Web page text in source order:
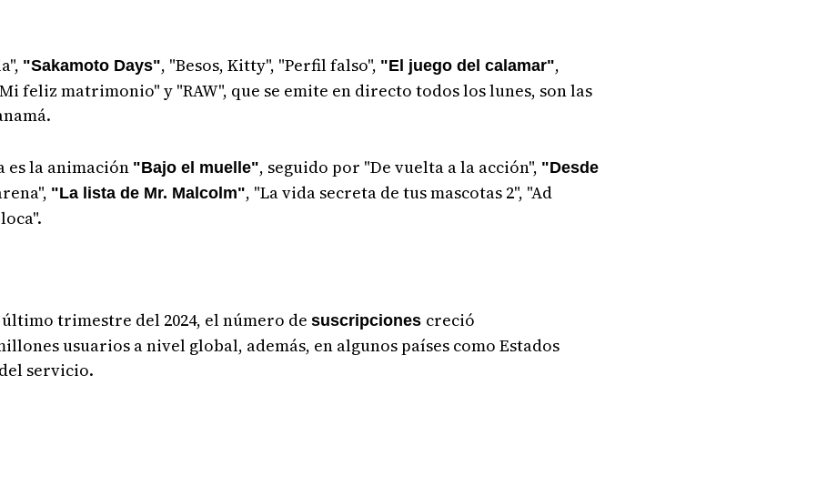
"Sakamoto Days", "Besos, Kitty", "Perfil falso", "El juego del calamar",
feliz matrimonio" y "RAW", que se emite en directo todos los lunes, son las
es la animación "Bajo el muelle", seguido por "De vuelta a la acción", "Desde
"La lista de Mr. Malcolm", "La vida secreta de tus mascotas 2", "Ad
último trimestre del 2024, el número desuscripciones creció
usuarios a nivel global, además, en algunos países como Estados
servicio.